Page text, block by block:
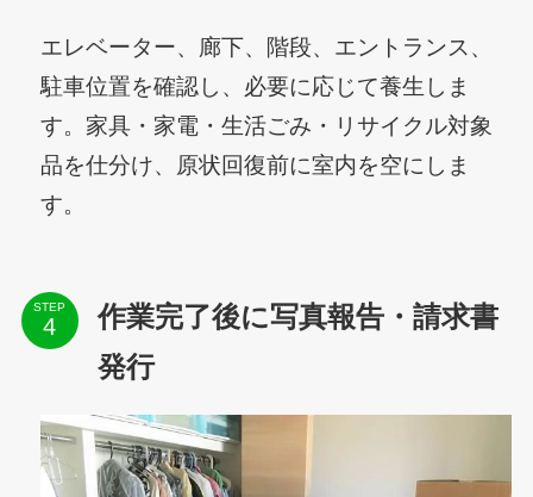
エレベーター、廊下、階段、エントランス、
駐車位置を確認し、必要に応じて養生しま
す。家具・家電・生活ごみ・リサイクル対象
品を仕分け、原状回復前に室内を空にしま
す。
STEP
作業完了後に写真報告・請求書
発行